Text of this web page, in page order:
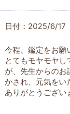
日付：2025/6/17
今程、鑑定をお願
とてもモヤモヤ
が、先生からのお
かされ、元気をい
ありがとうござい